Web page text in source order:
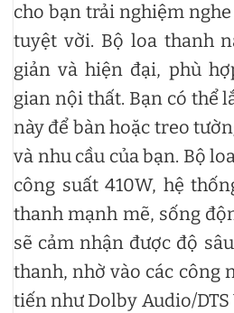
cho bạn trải nghiệm
tuyệt vời. Bộ loa thanh
giản và hiện đại, phù
gian nội thất. Bạn có thể
này để bàn hoặc treo
và nhu cầu của bạn. Bộ
công suất 410W, hệ
thanh mạnh mẽ, sống
sẽ cảm nhận được độ
thanh, nhờ vào các công
tiến như Dolby Audio/